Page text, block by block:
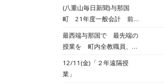
(八重山毎日新聞)与那国
町 21年度一般会計 前年
最西端与那国で 最先端の
授業を 町内全教職員、Ｉ
12/11(金)「２年遠隔授
業」